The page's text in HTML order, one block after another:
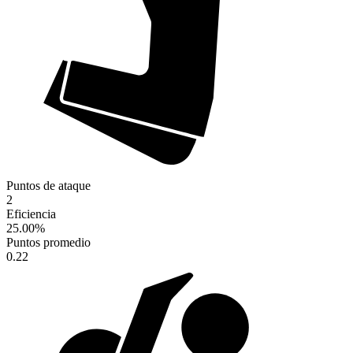
Puntos de ataque
2
Eficiencia
25.00%
Puntos promedio
0.22